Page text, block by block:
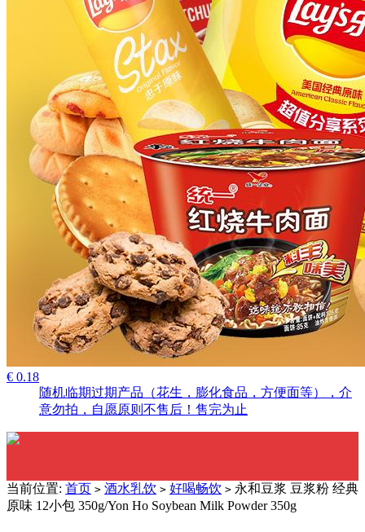
€ 0.18
随机临期过期产品（花生，膨化食品，方便面等），介
意勿拍，自愿原则不售后！售完为止
当前位置: 首页 > 酒水乳饮 > 好喝畅饮 > 永和豆浆 豆浆粉 经典
原味 12小包 350g/Yon Ho Soybean Milk Powder 350g